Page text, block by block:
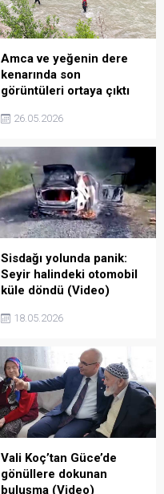
Amca ve yeğenin dere
kenarında son
görüntüleri ortaya çıktı
26.05.2026
Sisdağı yolunda panik:
Seyir halindeki otomobil
küle döndü (Video)
18.05.2026
Vali Koç’tan Güce’de
gönüllere dokunan
buluşma (Video)